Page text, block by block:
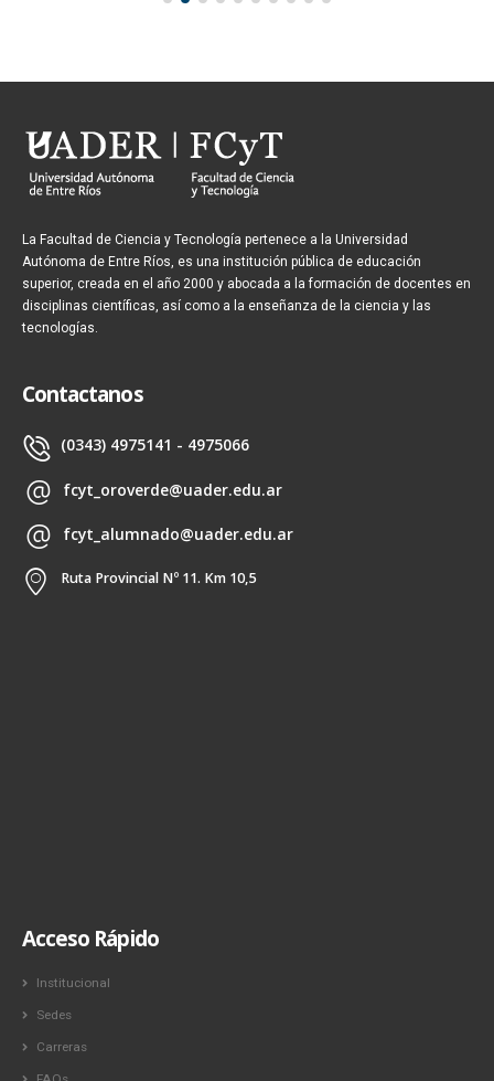
La Facultad de Ciencia y Tecnología pertenece a la Universidad
Autónoma de Entre Ríos, es una institución pública de educación
superior, creada en el año 2000 y abocada a la formación de docentes en
disciplinas científicas, así como a la enseñanza de la ciencia y las
tecnologías.
Contactanos
(0343) 4975141 - 4975066
fcyt_oroverde@uader.edu.ar
fcyt_alumnado@uader.edu.ar
Ruta Provincial Nº 11. Km 10,5
Acceso Rápido
Institucional
Sedes
Carreras